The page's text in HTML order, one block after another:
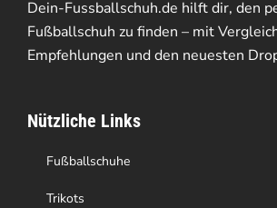
Optionen
können
der
Produktseite
gewählt
Dein-Fussballschuh.de hilft dir, den
Fußballschuh zu finden – mit
Empfehlungen und den neuesten
Nützliche Links
Fußballschuhe
Trikots